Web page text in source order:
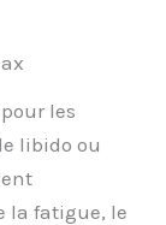
les
libido ou
la fatigue, le